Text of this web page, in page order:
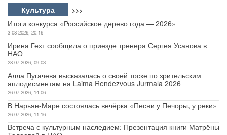
Культура >>>
Итоги конкурса «Российское дерево года — 2026»
3-08-2026, 20:16
Ирина Гехт сообщила о приезде тренера Сергея Усанова в
НАО
28-07-2026, 09:03
Алла Пугачева высказалась о своей тоске по зрительским
аплодисментам на Laima Rendezvous Jurmala 2026
26-07-2026, 14:06
В Нарьян-Маре состоялась вечёрка «Песни у Печоры, у реки»
26-07-2026, 11:16
Встреча с культурным наследием: Презентация книги Матрёны